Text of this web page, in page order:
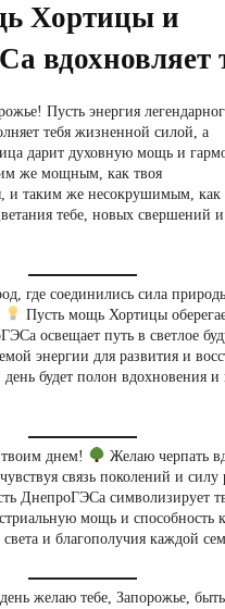
Хортицы и
вдохновляет
Пусть энергия
тебя жизненной силой, а
дарит духовную мощь и
же мощным, как твоя
и таким же несокрушимым, как
тебе, новых свершений
где соединились сила
Пусть мощь Хортицы
освещает путь в светлое
энергии для развития и
будет полон вдохновения и
днем!
Желаю черпать
связь поколений и силу
ДнепроГЭСа символизирует
мощь и способность к
и благополучия каждой
желаю тебе, Запорожье,